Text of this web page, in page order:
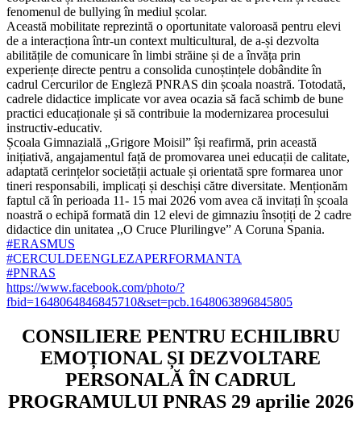
fenomenul de bullying în mediul școlar.
Această mobilitate reprezintă o oportunitate valoroasă pentru elevi
de a interacționa într-un context multicultural, de a-și dezvolta
abilitățile de comunicare în limbi străine și de a învăța prin
experiențe directe pentru a consolida cunoștințele dobândite în
cadrul Cercurilor de Engleză PNRAS din școala noastră. Totodată,
cadrele didactice implicate vor avea ocazia să facă schimb de bune
practici educaționale și să contribuie la modernizarea procesului
instructiv-educativ.
Școala Gimnazială „Grigore Moisil” își reafirmă, prin această
inițiativă, angajamentul față de promovarea unei educații de calitate,
adaptată cerințelor societății actuale și orientată spre formarea unor
tineri responsabili, implicați și deschiși către diversitate. Menționăm
faptul că în perioada 11- 15 mai 2026 vom avea că invitați în școala
noastră o echipă formată din 12 elevi de gimnaziu însoțiți de 2 cadre
didactice din unitatea ,,O Cruce Plurilingve” A Coruna Spania.
#ERASMUS
#CERCULDEENGLEZAPERFORMANTA
#PNRAS
https://www.facebook.com/photo/?
fbid=1648064846845710&set=pcb.1648063896845805
CONSILIERE PENTRU ECHILIBRU
EMOȚIONAL ȘI DEZVOLTARE
PERSONALĂ ÎN CADRUL
PROGRAMULUI PNRAS 29 aprilie 2026